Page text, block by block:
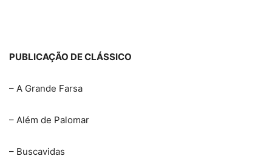
PUBLICAÇÃO DE CLÁSSICO
– A Grande Farsa
– Além de Palomar
– Buscavidas